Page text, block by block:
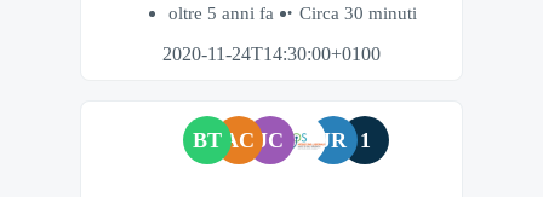
oltre 5 anni fa
Circa 30 minuti
2020-11-24T14:30:00+0100
BT AC JC JR 1